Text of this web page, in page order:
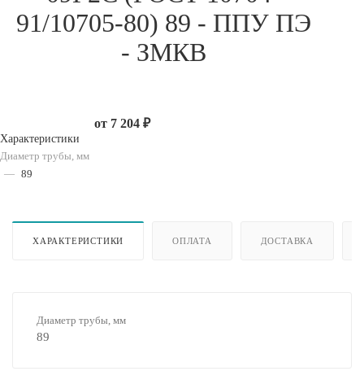
91/10705-80) 89 - ППУ ПЭ
- ЗМКВ
Характеристики
Диаметр трубы, мм
— 89
от 7 204 ₽
ХАРАКТЕРИСТИКИ ОПЛАТА ДОСТАВКА
Диаметр трубы, мм
89